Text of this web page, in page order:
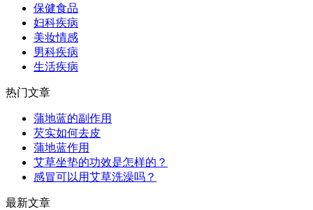
保健食品
妇科疾病
美妆情感
男科疾病
生活疾病
热门文章
蒲地蓝的副作用
芡实如何去皮
蒲地蓝作用
艾草坐垫的功效是怎样的？
感冒可以用艾草洗澡吗？
最新文章